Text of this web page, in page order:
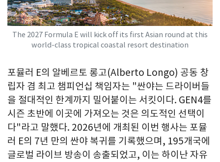
The 2027 Formula E will kick off its first Asian round at this
world-class tropical coastal resort destination
포뮬러 E의 알베르토 롱고(Alberto Longo) 공동 창
립자 겸 최고 챔피언십 책임자는 "싼야는 드라이버들
을 절대적인 한계까지 밀어붙이는 서킷이다. GEN4를
시즌 초반에 이곳에 가져오는 것은 의도적인 선택이
다"라고 말했다. 2026년에 개최된 이번 행사는 포뮬
러 E의 7년 만의 싼야 복귀를 기록했으며, 195개국에
글로벌 라이브 방송이 송출되었고, 이는 하이난 자유